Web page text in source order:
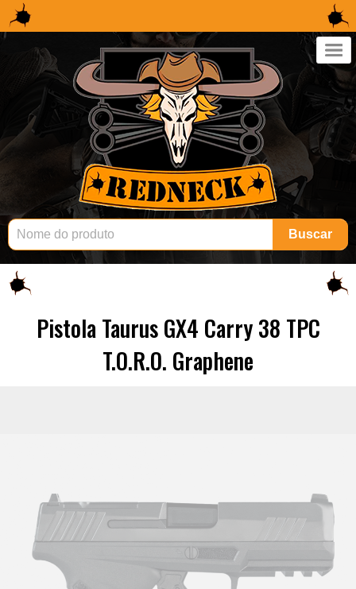
×
Buscar
Pistola Taurus GX4 Carry 38 TPC
T.O.R.O. Graphene